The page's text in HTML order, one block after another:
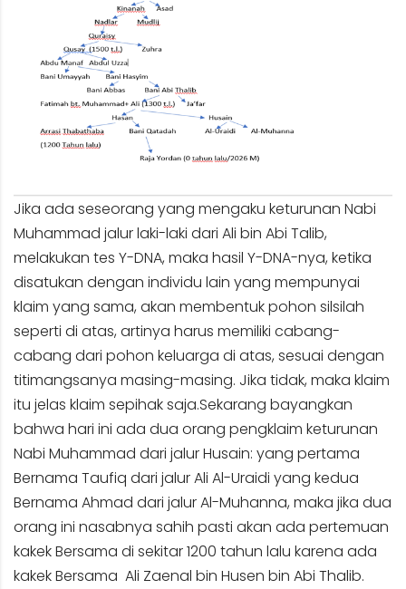
Jika ada seseorang yang mengaku keturunan Nabi
Muhammad jalur laki-laki dari Ali bin Abi Talib,
melakukan tes Y-DNA, maka hasil Y-DNA-nya, ketika
disatukan dengan individu lain yang mempunyai
klaim yang sama, akan membentuk pohon silsilah
seperti di atas, artinya harus memiliki cabang-
cabang dari pohon keluarga di atas, sesuai dengan
titimangsanya masing-masing. Jika tidak, maka klaim
itu jelas klaim sepihak saja.Sekarang bayangkan
bahwa hari ini ada dua orang pengklaim keturunan
Nabi Muhammad dari jalur Husain: yang pertama
Bernama Taufiq dari jalur Ali Al-Uraidi yang kedua
Bernama Ahmad dari jalur Al-Muhanna, maka jika dua
orang ini nasabnya sahih pasti akan ada pertemuan
kakek Bersama di sekitar 1200 tahun lalu karena ada
kakek Bersama Ali Zaenal bin Husen bin Abi Thalib.